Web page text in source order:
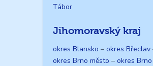
Tábor
Jihomoravský kraj
okres Blansko – okres Břeclav
okres Brno město – okres Brno